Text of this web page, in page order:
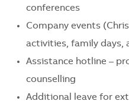
conferences
Company events
activities, family days,
Assistance hotline –
counselling
Additional leave for